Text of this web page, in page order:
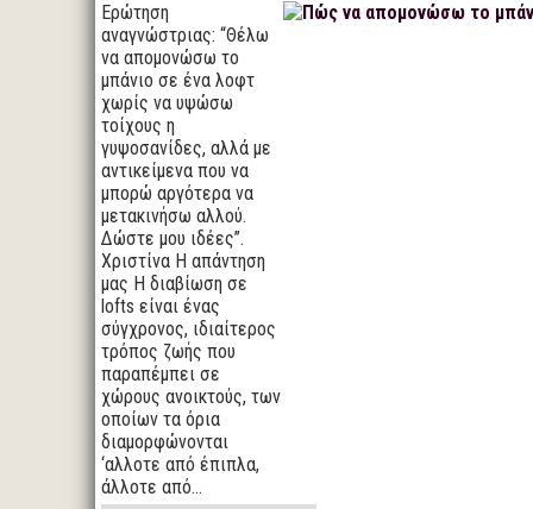
Ερώτηση
αναγνώστριας: “Θέλω
να απομονώσω το
μπάνιο σε ένα λοφτ
χωρίς να υψώσω
τοίχους η
γυψοσανίδες, αλλά με
αντικείμενα που να
μπορώ αργότερα να
μετακινήσω αλλού.
Δώστε μου ιδέες”.
Χριστίνα Η απάντηση
μας Η διαβίωση σε
lofts είναι ένας
σύγχρονος, ιδιαίτερος
τρόπος ζωής που
παραπέμπει σε
χώρους ανοικτούς, των
οποίων τα όρια
διαμορφώνονται
‘αλλοτε από έπιπλα,
άλλοτε από…